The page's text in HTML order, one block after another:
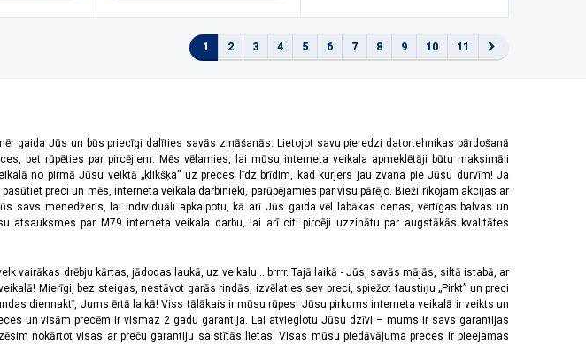
1 2 3 4 5 6 7 8 9 10 11
gaida Jūs un būs priecīgi dalīties savās zināšanās. Lietojot savu pieredzi datortehnikas pārdošanā
bet rūpēties par pircējiem. Mēs vēlamies, lai mūsu interneta veikala apmeklētāji būtu maksimāli
no pirmā Jūsu veiktā „klikšķa” uz preces līdz brīdim, kad kurjers jau zvana pie Jūsu durvīm! Ja
preci un mēs, interneta veikala darbinieki, parūpējamies par visu pārējo. Bieži rīkojam akcijas ar
savs menedžeris, lai individuāli apkalpotu, kā arī Jūs gaida vēl labākas cenas, vērtīgas balvas un
par M79 interneta veikala darbu, lai arī citi pircēji uzzinātu par augstākās kvalitātes
vairākas drēbju kārtas, jādodas laukā, uz veikalu... brrrr. Tajā laikā - Jūs, savās mājās, siltā istabā, ar
Mierīgi, bez steigas, nestāvot garās rindās, izvēlaties sev preci, spiežot taustiņu „Pirkt” un preci
diennaktī, Jums ērtā laikā! Viss tālākais ir mūsu rūpes! Jūsu pirkums interneta veikalā ir veikts un
un visām precēm ir vismaz 2 gadu garantija. Lai atvieglotu Jūsu dzīvi – mums ir savs garantijas
nokārtot visas ar preču garantiju saistītās lietas. Visas mūsu piedāvājuma preces ir pieejamas